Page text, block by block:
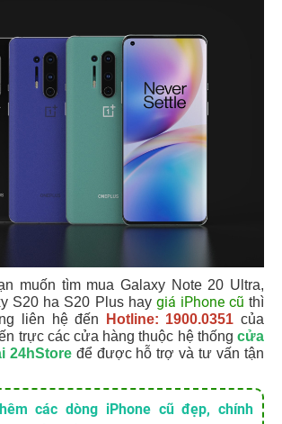
muốn tìm mua Galaxy Note 20 Ultra,
S20 ha S20 Plus hay giá iPhone cũ thì
liên hệ đến
Hotline: 1900.0351 của
trực các cửa hàng thuộc hệ thống cửa
24hStoređể được hỗ trợ và tư vấn tận
các dòng iPhone cũ đẹp, chính